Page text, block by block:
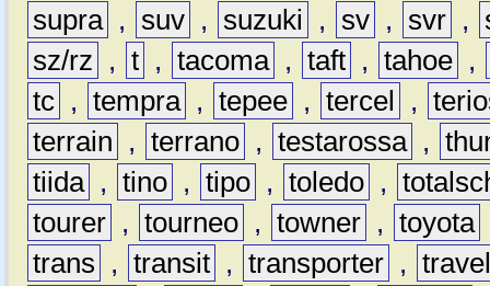
supra , suv , suzuki , sv , svr ,
sz/rz
, t , tacoma , taft , tahoe ,
tc , tempra , tepee , tercel ,
terrain
, terrano , testarossa ,
tiida , tino , tipo , toledo ,
tourer , tourneo , towner , toyota
trans
, transit , transporter ,